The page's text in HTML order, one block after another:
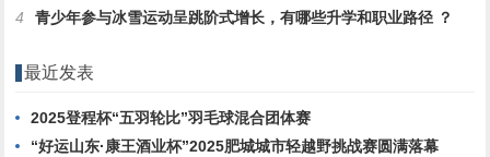
4
青少年参与冰雪运动呈跳阶式增长，有哪些升学和职业路径 ？
最近发表
2025登程杯“五羽轮比”羽毛球混合团体赛
“好运山东·康王酒业杯”2025肥城城市轻越野挑战赛圆满落幕